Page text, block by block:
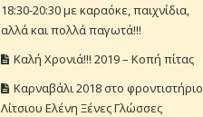
18:30-20:30 με καραόκε, παιχνίδια,
αλλά και πολλά παγωτά!!!
Καλή Χρονιά!!! 2019 – Κοπή πίτας
Καρναβάλι 2018 στο φροντιστήριο
Λίτσιου Ελένη Ξένες Γλώσσες